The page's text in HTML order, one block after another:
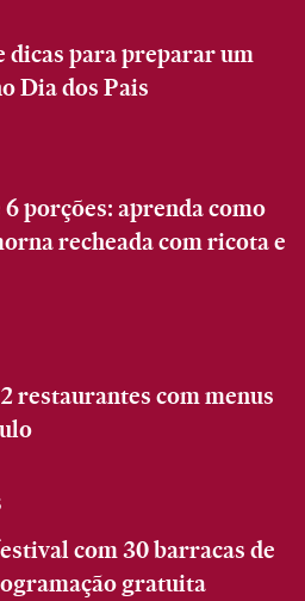
dicas para preparar um
Dia dos Pais
porções: aprenda como
recheada com ricota e
restaurantes com menus
com 30 barracas de
gratuita